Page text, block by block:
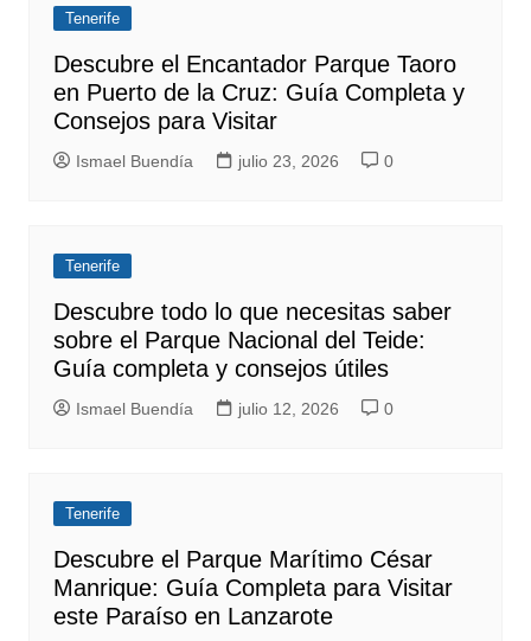
Tenerife
Descubre el Encantador Parque Taoro
en Puerto de la Cruz: Guía Completa y
Consejos para Visitar
Ismael Buendía julio 23, 2026 0
Tenerife
Descubre todo lo que necesitas saber
sobre el Parque Nacional del Teide:
Guía completa y consejos útiles
Ismael Buendía julio 12, 2026 0
Tenerife
Descubre el Parque Marítimo César
Manrique: Guía Completa para Visitar
este Paraíso en Lanzarote